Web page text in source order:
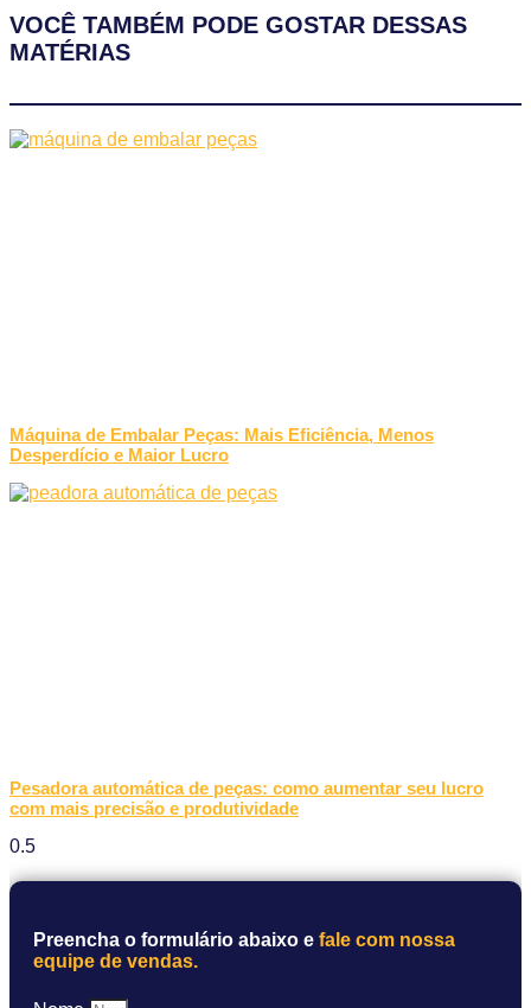
VOCÊ TAMBÉM PODE GOSTAR DESSAS
MATÉRIAS
Máquina de Embalar Peças: Mais Eficiência, Menos
Desperdício e Maior Lucro
Pesadora automática de peças: como aumentar seu lucro
com mais precisão e produtividade
Preencha o formulário abaixo e fale com nossa
equipe de vendas.